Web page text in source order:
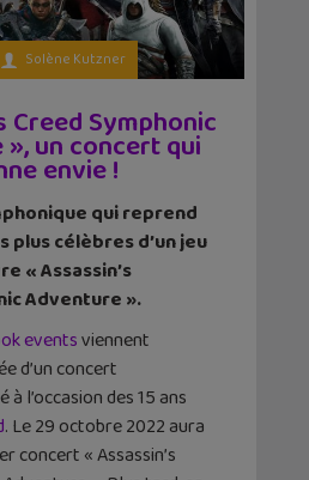
Solène Kutzner
Creed Symphonic
un concert qui
envie !
qui reprend
plus célèbres d’un jeu
« Assassin’s
Adventure ».
eventsviennent
d’un concert
à l’occasion des 15 ans
. Le 29 octobre 2022 aura
concert « Assassin’s